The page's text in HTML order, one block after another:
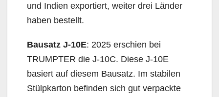
und Indien exportiert, weiter drei Länder
haben bestellt.
Bausatz J-10E: 2025 erschien bei
TRUMPTER die J-10C. Diese J-10E
basiert auf diesem Bausatz. Im stabilen
Stülpkarton befinden sich gut verpackte